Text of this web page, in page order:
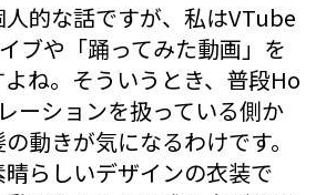
人的な話ですが、私はVTube
ブや「踊ってみた動画」を
ね。そういうとき、普段Ho
ーションを扱っている側か
動きが気になるわけです。
らしいデザインの衣装で